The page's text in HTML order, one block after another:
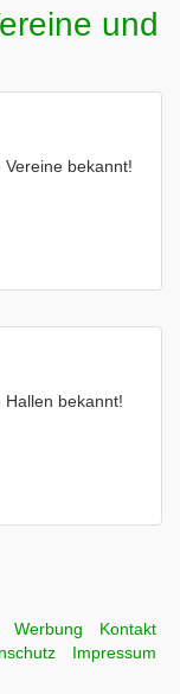
und
bekannt!
bekannt!
Werbung
Kontakt
Impressum